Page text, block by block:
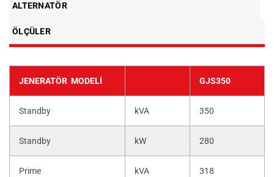
ALTERNATÖR
ÖLÇÜLER
JENERATÖR MODELI GJS350
Standby kVA 350
Standby kW 280
Prime kVA 318